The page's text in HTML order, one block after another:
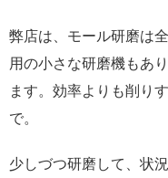
弊店は、モール研磨は
用の小さな研磨機もあ
ます。効率よりも削り
で。
少しづつ研磨して、状